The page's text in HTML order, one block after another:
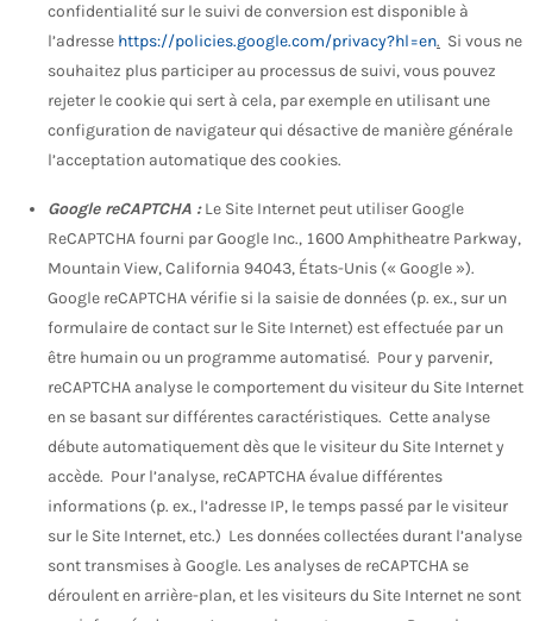
confidentialité sur le suivi de conversion est disponible à
l’adresse https://policies.google.com/privacy?hl=en. Si vous ne
souhaitez plus participer au processus de suivi, vous pouvez
rejeter le cookie qui sert à cela, par exemple en utilisant une
configuration de navigateur qui désactive de manière générale
l’acceptation automatique des cookies.
Google reCAPTCHA :Le Site Internet peut utiliser Google
ReCAPTCHA fourni par Google Inc., 1600 Amphitheatre Parkway,
Mountain View, California 94043, États-Unis (« Google »).
Google reCAPTCHA vérifie si la saisie de données (p. ex., sur un
formulaire de contact sur le Site Internet) est effectuée par un
être humain ou un programme automatisé. Pour y parvenir,
reCAPTCHA analyse le comportement du visiteur du Site Internet
en se basant sur différentes caractéristiques. Cette analyse
débute automatiquement dès que le visiteur du Site Internet y
accède. Pour l’analyse, reCAPTCHA évalue différentes
informations (p. ex., l’adresse IP, le temps passé par le visiteur
sur le Site Internet, etc.) Les données collectées durant l’analyse
sont transmises à Google. Les analyses de reCAPTCHA se
déroulent en arrière-plan, et les visiteurs du Site Internet ne sont